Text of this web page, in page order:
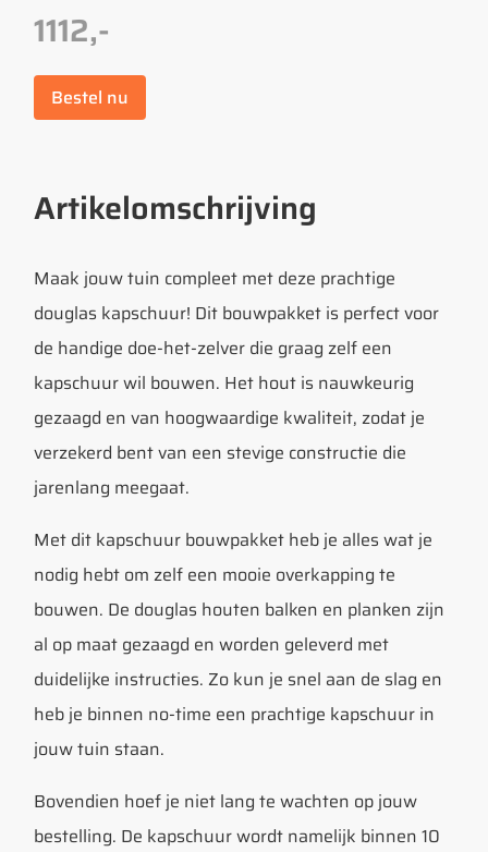
1112,-
Bestel nu
Artikelomschrijving
Maak jouw tuin compleet met deze prachtige
douglas kapschuur! Dit bouwpakket is perfect voor
de handige doe-het-zelver die graag zelf een
kapschuur wil bouwen. Het hout is nauwkeurig
gezaagd en van hoogwaardige kwaliteit, zodat je
verzekerd bent van een stevige constructie die
jarenlang meegaat.
Met dit kapschuur bouwpakket heb je alles wat je
nodig hebt om zelf een mooie overkapping te
bouwen. De douglas houten balken en planken zijn
al op maat gezaagd en worden geleverd met
duidelijke instructies. Zo kun je snel aan de slag en
heb je binnen no-time een prachtige kapschuur in
jouw tuin staan.
Bovendien hoef je niet lang te wachten op jouw
bestelling. De kapschuur wordt namelijk binnen 10